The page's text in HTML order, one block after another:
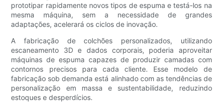
prototipar rapidamente novos tipos de espuma e testá-los na
mesma máquina, sem a necessidade de grandes
adaptações, acelerará os ciclos de inovação.
A fabricação de colchões personalizados, utilizando
escaneamento 3D e dados corporais, poderia aproveitar
máquinas de espuma capazes de produzir camadas com
contornos precisos para cada cliente. Esse modelo de
fabricação sob demanda está alinhado com as tendências de
personalização em massa e sustentabilidade, reduzindo
estoques e desperdícios.